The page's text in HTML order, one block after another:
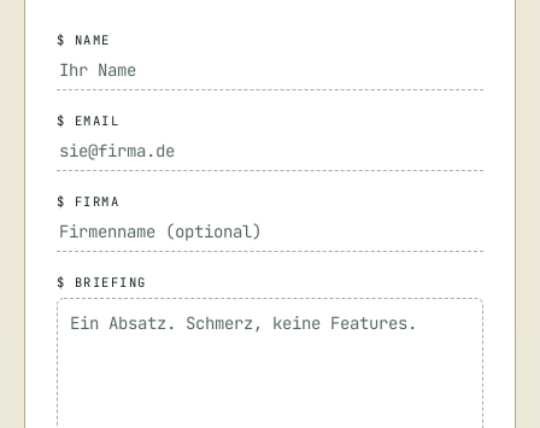
$ NAME
$ EMAIL
$ FIRMA
$ BRIEFING